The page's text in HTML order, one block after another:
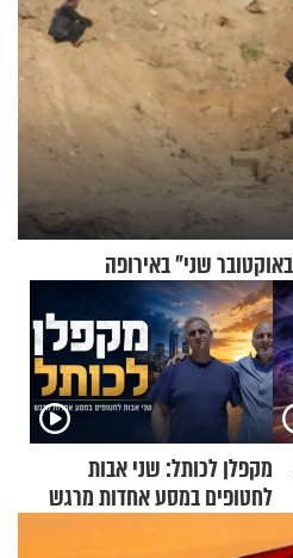
מקפלן לכותל: שני אבות
לחטופים במסע אחדות מרגש